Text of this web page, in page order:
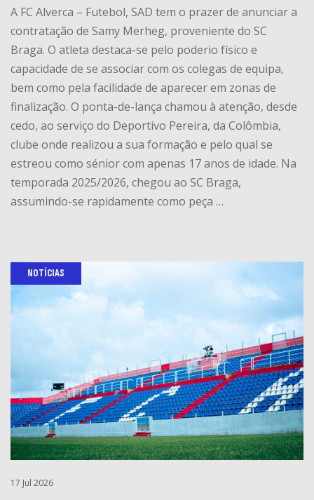
A FC Alverca – Futebol, SAD tem o prazer de anunciar a
contratação de Samy Merheg, proveniente do SC
Braga. O atleta destaca-se pelo poderio físico e
capacidade de se associar com os colegas de equipa,
bem como pela facilidade de aparecer em zonas de
finalização. O ponta-de-lança chamou à atenção, desde
cedo, ao serviço do Deportivo Pereira, da Colômbia,
clube onde realizou a sua formação e pelo qual se
estreou como sénior com apenas 17 anos de idade. Na
temporada 2025/2026, chegou ao SC Braga,
assumindo-se rapidamente como peça …
NOTÍCIAS
17 Jul 2026